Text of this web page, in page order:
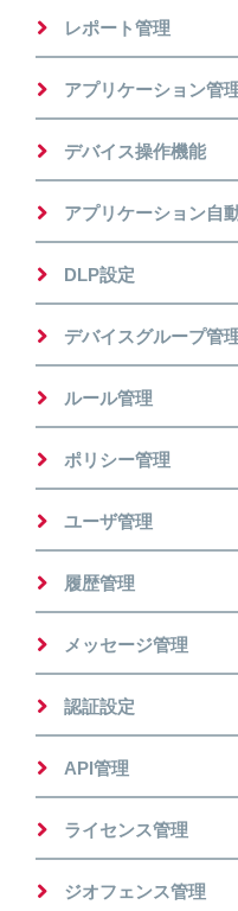
レポート管理
アプリケーション管
デバイス操作機能
アプリケーション自
DLP設定
デバイスグループ管
ルール管理
ポリシー管理
ユーザ管理
履歴管理
メッセージ管理
認証設定
API管理
ライセンス管理
ジオフェンス管理